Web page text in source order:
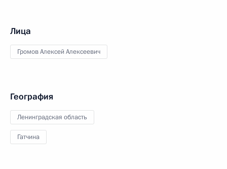
Лица
Громов Алексей Алексеевич
География
Ленинградская область
Гатчина